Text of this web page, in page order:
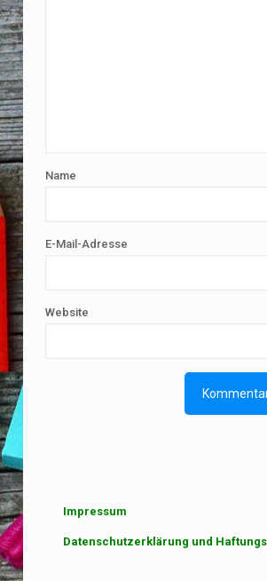
Name
E-Mail-Adresse
Website
Impressum
Datenschutzerklärung und